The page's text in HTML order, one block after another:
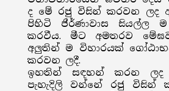
ද මේ රජු විසින් කරවන ලද
පිහිටි ජීර්ණාවාස සියල්ල ම
කරවීය. මීට අමතරව
අලුතින් ම විහාරයක්
කරවන ලදී.
ඉහතින් සඳහන් කරන ලද
පැහැදිලි වන්නේ රජු විසින්